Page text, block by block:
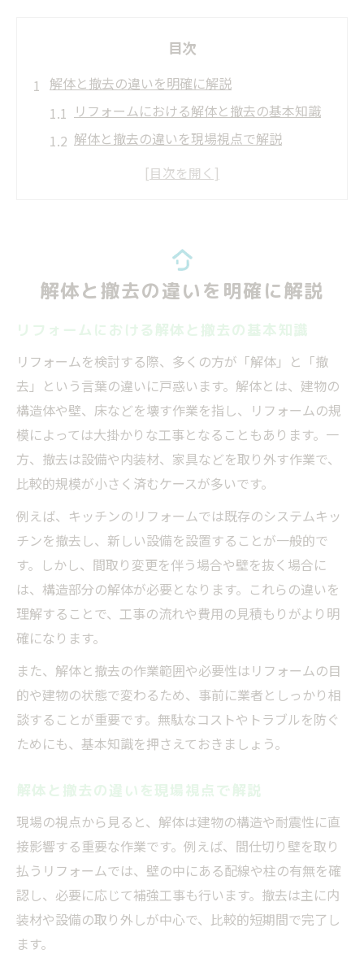
目次
解体と撤去の違いを明確に解説
リフォームにおける解体と撤去の基本知識
解体と撤去の違いを現場視点で解説
リフォーム時の解体と撤去の判断基準
リフォーム費用を抑える工夫とは
リフォーム費用内訳を把握し賢く節約
解体撤去で費用を抑える見積もりのコツ
リフォーム費用と勘定科目の考え方を解説
補助金や部分解体活用で費用を節約
無駄なリフォーム解体費用を減らす方法
壁撤去のポイントと注意点を確認
リフォームで壁撤去時の重要ポイント解説
壁撤去リフォームの費用と注意すべき点
壁撤去で発生しやすいリフォームのリスク
フローリングと壁撤去リフォームの関係整
理
間取り変更に必要な解体作業とは
リフォームで間取り変更に欠かせない解体
間取り変更時に必要なリフォームの進め方
壁撤去や解体で叶える快適な間取りの実現
間取り変更リフォームでの費用と注意点
方
撤去リフォームでコスト削減する方法
撤去リフォームで実現するコスト削減術
リフォーム撤去費用を賢く抑えるポイント
解体撤去の見積もり比較でコストを最適化
不要な撤去リフォームを減らし費用を節約
解体と撤去の違いを明確に解説
リフォームにおける解体と撤去の基本知識
リフォームを検討する際、多くの方が「解体」と「撤
去」という言葉の違いに戸惑います。解体とは、建物の
構造体や壁、床などを壊す作業を指し、リフォームの規
模によっては大掛かりな工事となることもあります。一
方、撤去は設備や内装材、家具などを取り外す作業で、
比較的規模が小さく済むケースが多いです。
例えば、キッチンのリフォームでは既存のシステムキッ
チンを撤去し、新しい設備を設置することが一般的で
す。しかし、間取り変更を伴う場合や壁を抜く場合に
は、構造部分の解体が必要となります。これらの違いを
理解することで、工事の流れや費用の見積もりがより明
確になります。
また、解体と撤去の作業範囲や必要性はリフォームの目
的や建物の状態で変わるため、事前に業者としっかり相
談することが重要です。無駄なコストやトラブルを防ぐ
ためにも、基本知識を押さえておきましょう。
解体と撤去の違いを現場視点で解説
現場の視点から見ると、解体は建物の構造や耐震性に直
接影響する重要な作業です。例えば、間仕切り壁を取り
払うリフォームでは、壁の中にある配線や柱の有無を確
認し、必要に応じて補強工事も行います。撤去は主に内
装材や設備の取り外しが中心で、比較的短期間で完了し
ます。